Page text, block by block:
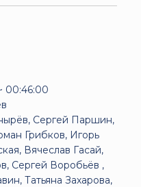
00:46:00
Сергей Паршин,
Грибков, Игорь
Вячеслав Гасай,
Сергей Воробьёв ,
Татьяна Захарова,